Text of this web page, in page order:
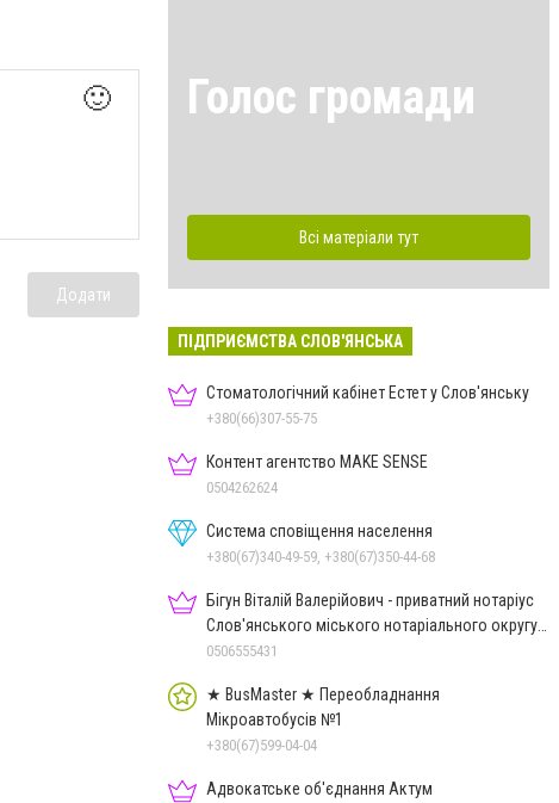
🙂
Додати
Голос громади
Всі матеріали тут
ПІДПРИЄМСТВА СЛОВ'ЯНСЬКА
Стоматологічний кабінет Естет у Слов'янську
+380(66)307-55-75
Контент агентство MAKE SENSE
0504262624
Система сповіщення населення
+380(67)340-49-59, +380(67)350-44-68
Бігун Віталій Валерійович - приватний нотаріус
Слов'янського міського нотаріального округу
Дон.обл.
0506555431
★ BusMaster ★ Переобладнання
Мікроавтобусів №1
+380(67)599-04-04
Адвокатське об'єднання Актум